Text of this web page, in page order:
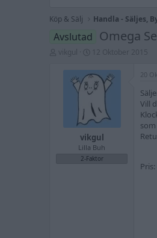
Köp & Sälj Handla - Säljes,
Avslutad Omega
r
t
a
t
u
m
vikgul
Lilla Buh
2-Faktor
20
Vill
Pris: